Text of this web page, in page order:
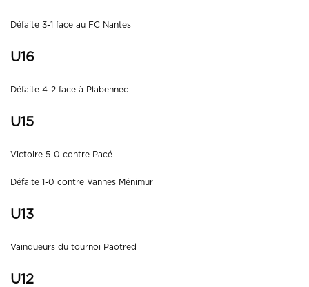
Défaite 3-1 face au FC Nantes
U16
Défaite 4-2 face à Plabennec
U15
Victoire 5-0 contre Pacé
Défaite 1-0 contre Vannes Ménimur
U13
Vainqueurs du tournoi Paotred
U12